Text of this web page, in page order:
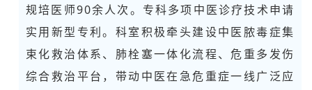
规培医师90余人次。专科多项中医诊疗技术申请
实用新型专利。科室积极牵头建设中医脓毒症集
束化救治体系、肺栓塞一体化流程、危重多发伤
综合救治平台，带动中医在急危重症一线广泛应